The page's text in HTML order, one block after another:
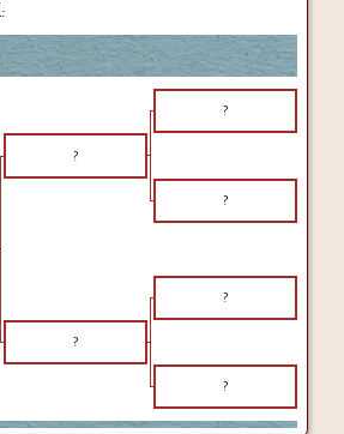
?
?
?
?
?
?